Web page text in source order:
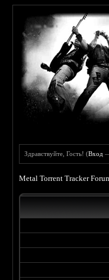
Здравствуйте, Гость! (Вход
Metal Torrent Tracker